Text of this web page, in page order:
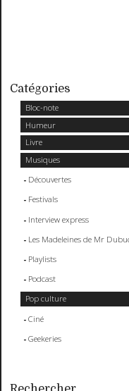
Catégories
Bloc-note
Humeur
Livre
Musiques
Découvertes
Festivals
Interview express
Les Madeleines de Mr
Playlists
Podcast
Pop culture
Ciné
Geekeries